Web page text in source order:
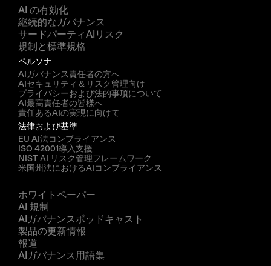
AI の有効化
継続的なガバナンス
サードパーティAIリスク
規制と標準規格
ペルソナ
AIガバナンス責任者の方へ
AIセキュリティ＆リスク管理向け
プライバシーおよび法的事項について
AI最高責任者の皆様へ
責任あるAIの実現に向けて
法律および基準
EU AI法コンプライアンス
ISO 42001導入支援
NIST AI リスク管理フレームワーク
米国州法におけるAIコンプライアンス
ホワイトペーパー
AI 規制
AIガバナンスポッドキャスト
製品の更新情報
報道
AIガバナンス用語集